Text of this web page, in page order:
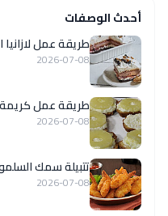
أحدث الوصفات
طريقة عمل
2026-07-08
طريقة عمل كريمة
2026-07-08
تتبيلة سمك
2026-07-08